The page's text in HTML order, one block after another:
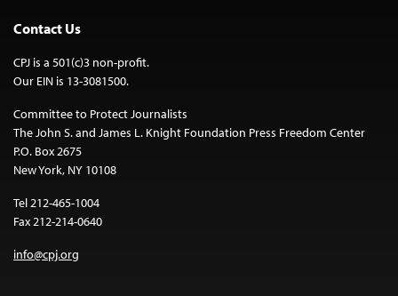
Contact Us
CPJ is a 501(c)3 non-profit.
Our EIN is 13-3081500.
Committee to Protect Journalists
The John S. and James L. Knight Foundation Press Freedom Center
P.O. Box 2675
New York, NY 10108
Tel 212-465-1004
Fax 212-214-0640
info@cpj.org